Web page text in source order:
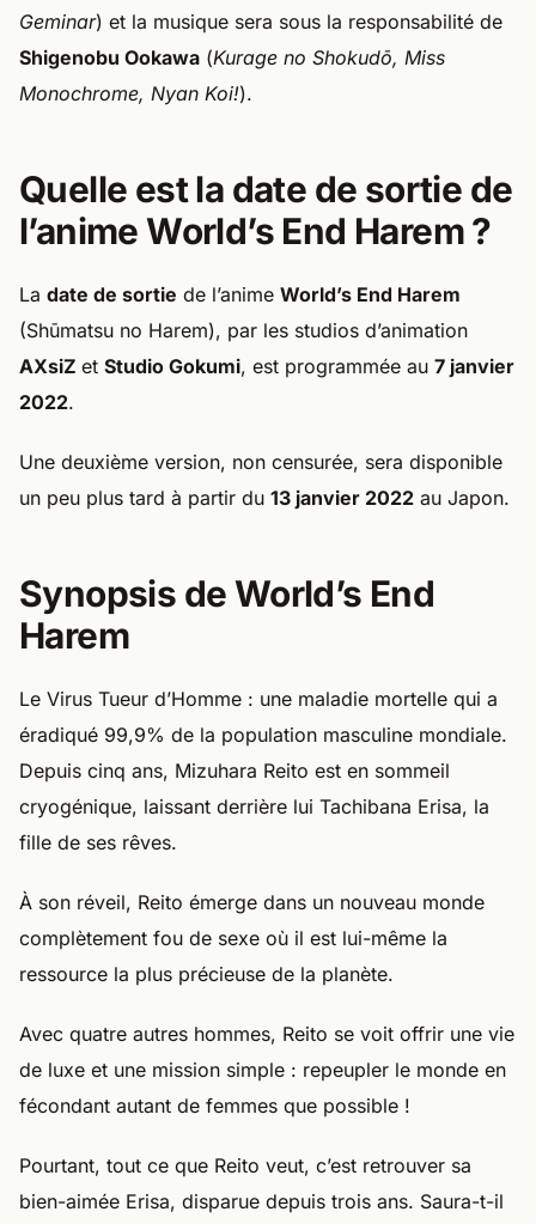
Geminar) et la musique sera sous la responsabilité de
Shigenobu Ookawa (Kurage no Shokudō, Miss
Monochrome, Nyan Koi!).
Quelle est la date de sortie de
l’anime World’s End Harem ?
La date de sortie de l’anime World’s End Harem
(Shūmatsu no Harem), par les studios d’animation
AXsiZ et Studio Gokumi, est programmée au 7 janvier
2022.
Une deuxième version, non censurée, sera disponible
un peu plus tard à partir du 13 janvier 2022 au Japon.
Synopsis de World’s End
Harem
Le Virus Tueur d’Homme : une maladie mortelle qui a
éradiqué 99,9% de la population masculine mondiale.
Depuis cinq ans, Mizuhara Reito est en sommeil
cryogénique, laissant derrière lui Tachibana Erisa, la
fille de ses rêves.
À son réveil, Reito émerge dans un nouveau monde
complètement fou de sexe où il est lui-même la
ressource la plus précieuse de la planète.
Avec quatre autres hommes, Reito se voit offrir une vie
de luxe et une mission simple : repeupler le monde en
fécondant autant de femmes que possible !
Pourtant, tout ce que Reito veut, c’est retrouver sa
bien-aimée Erisa, disparue depuis trois ans. Saura-t-il